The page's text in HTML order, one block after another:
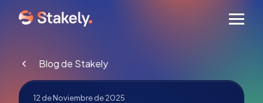
Blog de Stakely
12 de Noviembre de 2025